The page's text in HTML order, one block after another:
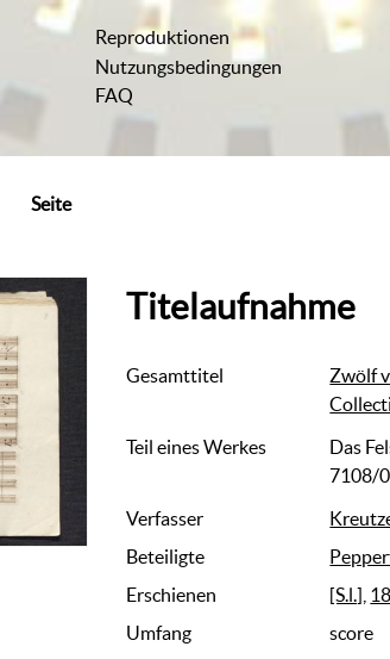
Reproduktionen
Nutzungsbedingungen
FAQ
Seite
Titelaufnahme
Gesamttitel
Zwölf
Teil eines Werkes
Das
7108/
Verfasser
Beteiligte
Erschienen
[S.l.]
Umfang
score